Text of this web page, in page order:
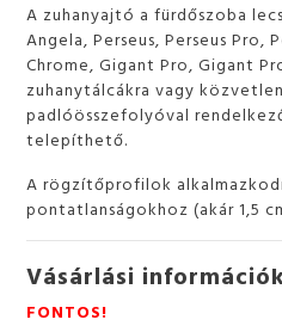
A zuhanyajtó a fürdőszoba
Angela, Perseus, Perseus Pro,
Chrome, Gigant Pro, Gigant
zuhanytálcákra vagy
padlóösszefolyóval
telepíthető.
A rögzítőprofilok
pontatlanságokhoz (akár 1,5
Vásárlási
FONTOS!